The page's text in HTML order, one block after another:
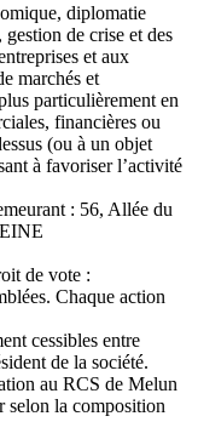
diplomatie
de crise et des
et aux
marchés et
particulièrement en
financières ou
(ou à un objet
à favoriser l’activité
: 56, Allée du
de vote :
Chaque action
cessibles entre
de la société.
au RCS de Melun
selon la composition